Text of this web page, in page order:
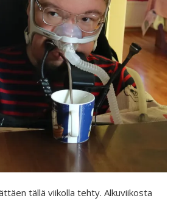
tällä viikolla tehty. Alkuviikosta